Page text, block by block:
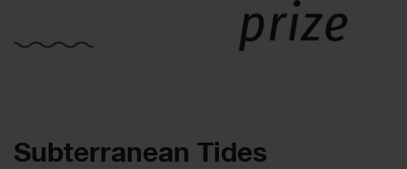
Subterranean Tides